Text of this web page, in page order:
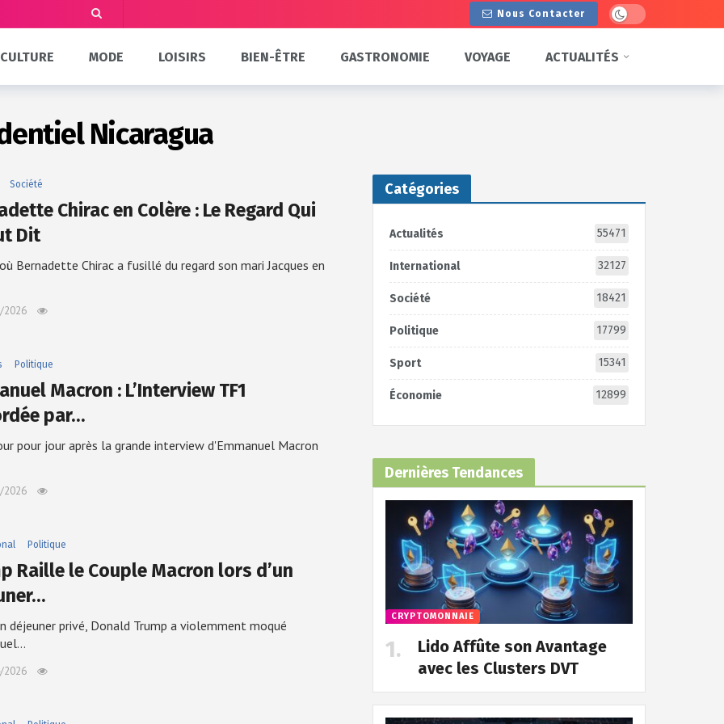
Nous Contacter Dark mode
CULTURE MODE LOISIRS BIEN-ÊTRE GASTRONOMIE VOYAGE ACTUALITÉS
Nicaragua
Société
Chirac en Colère : Le Regard Qui
Dit
Bernadette Chirac a fusillé du regard son mari Jacques en
2026
Politique
Macron : L’Interview TF1
par…
pour jour après la grande interview d'Emmanuel Macron
2026
Politique
Raille le Couple Macron lors d’un
déjeuner privé, Donald Trump a violemment moqué
2026
Catégories
Actualités 55471
International 32127
Société 18421
Politique 17799
Sport 15341
Économie 12899
Dernières Tendances
CRYPTOMONNAIE
Lido Affûte son Avantage
avec les Clusters DVT